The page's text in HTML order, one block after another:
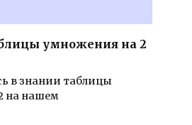
умножения на 2
в знании таблицы
на нашем